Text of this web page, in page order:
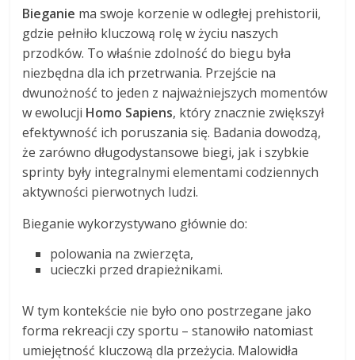
Bieganie ma swoje korzenie w odległej prehistorii,
gdzie pełniło kluczową rolę w życiu naszych
przodków. To właśnie zdolność do biegu była
niezbędna dla ich przetrwania. Przejście na
dwunożność to jeden z najważniejszych momentów
w ewolucji Homo Sapiens, który znacznie zwiększył
efektywność ich poruszania się. Badania dowodzą,
że zarówno długodystansowe biegi, jak i szybkie
sprinty były integralnymi elementami codziennych
aktywności pierwotnych ludzi.
Bieganie wykorzystywano głównie do:
polowania na zwierzęta,
ucieczki przed drapieżnikami.
W tym kontekście nie było ono postrzegane jako
forma rekreacji czy sportu – stanowiło natomiast
umiejętność kluczową dla przeżycia. Malowidła